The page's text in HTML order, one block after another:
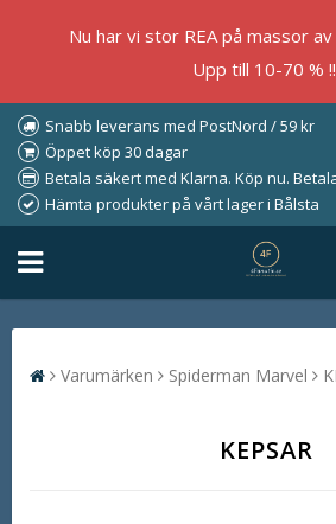
Nu har vi stor REA på massor
Upp till 10-70 %
Snabb leverans med PostNord / 59 kr
Öppet köp 30 dagar
Betala säkert med Klarna. Köp nu.
Hämta produkter på vårt lager i Bålsta
Varumärken Spiderman Marvel
KEPSAR